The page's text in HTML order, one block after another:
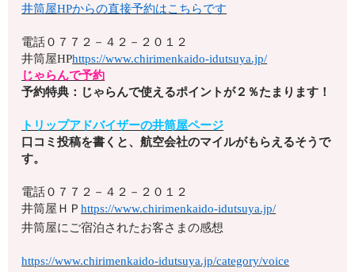
井筒屋HPからの直接予約はこちらです
電話０７７２－４２－２０１２
井筒屋HPhttps://www.chirimenkaido-idutsuya.jp/
じゃらんで予約
予約特典：じゃらんで使えるポイントが２％たまります！
トリップアドバイザーの井筒屋ページ
口コミ投稿を書くと、航空会社のマイルがもらえるそうで
す。
電話０７７２－４２－２０１２
井筒屋ＨＰhttps://www.chirimenkaido-idutsuya.jp/
井筒屋にご宿泊されたお客さまの感想
https://www.chirimenkaido-idutsuya.jp/category/voice